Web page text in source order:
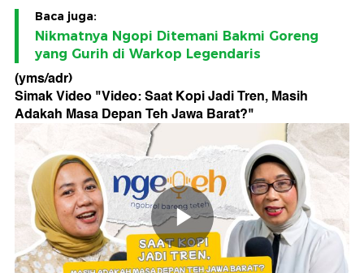
Baca juga:
Nikmatnya Ngopi Ditemani Bakmi Goreng
yang Gurih di Warkop Legendaris
(yms/adr)
Simak Video "Video: Saat Kopi Jadi Tren, Masih
Adakah Masa Depan Teh Jawa Barat?"